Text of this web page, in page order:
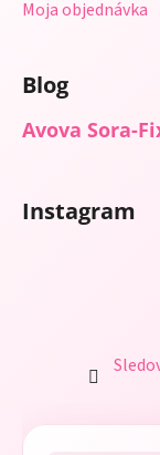
Moja objednávka
Blog
Avova Sora-
Instagram